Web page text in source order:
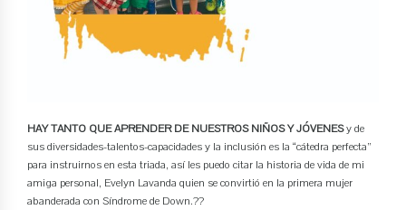
HAY TANTO QUE APRENDER DE NUESTROS NIÑOS Y JÓVENESy de
sus diversidades-talentos-capacidades y la inclusión es la “cátedra perfecta”
para instruirnos en esta triada, así les puedo citar la historia de vida de mi
amiga personal, Evelyn Lavanda quien se convirtió en la primera mujer
abanderada con Síndrome de Down.??